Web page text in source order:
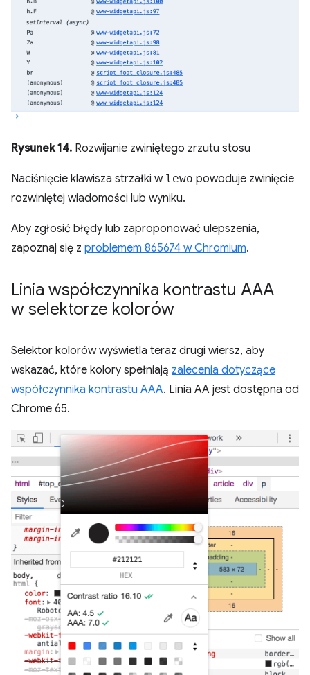
Rysunek 14. Rozwijanie zwiniętego zrzutu stosu
Naciśnięcie klawisza strzałki w lewo powoduje zwinięcie
rozwiniętej wiadomości lub wyniku.
Aby zgłosić błędy lub zaproponować ulepszenia,
zapoznaj się z problemem 865674 w Chromium.
Linia współczynnika kontrastu AAA
w selektorze kolorów
Selektor kolorów wyświetla teraz drugi wiersz, aby
wskazać, które kolory spełniają zalecenia dotyczące
współczynnika kontrastu AAA. Linia AA jest dostępna od
Chrome 65.